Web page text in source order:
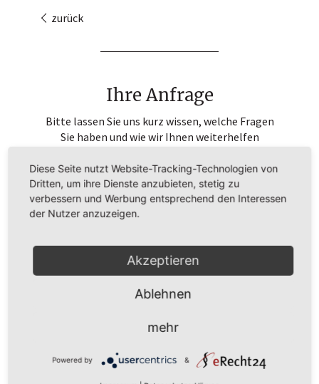
zurück
Ihre Anfrage
Bitte lassen Sie uns kurz wissen, welche Fragen
Sie haben und wie wir Ihnen weiterhelfen
Diese Seite nutzt Website-Tracking-Technologien von
Dritten, um ihre Dienste anzubieten, stetig zu
verbessern und Werbung entsprechend den Interessen
der Nutzer anzuzeigen.
Akzeptieren
Ablehnen
mehr
Powered by &